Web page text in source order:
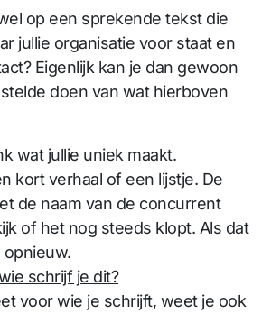
op een sprekende tekst die
jullie organisatie voor staat en
Eigenlijk kan je dan gewoon
doen van wat hierboven
wat jullie uniek maakt.
kort verhaal of een lijstje. De
de naam van de concurrent
of het nog steeds klopt. Als dat
opnieuw.
schrijf je dit?
voor wie je schrijft, weet je ook